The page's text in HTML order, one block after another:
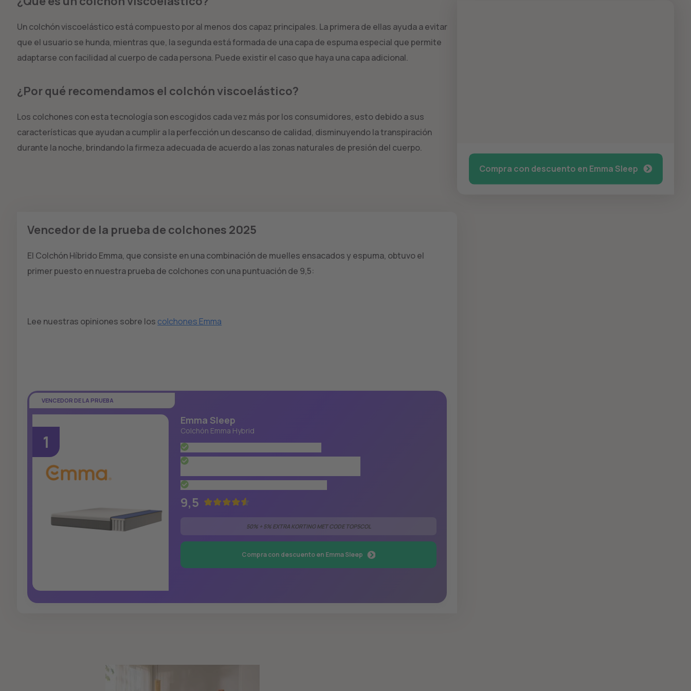
Un colchón viscoelástico está compuesto por al menos dos capaz principales. La primera de ellas ayuda a evitar
que el usuario se hunda, mientras que, la segunda está formada de una capa de espuma especial que permite
adaptarse con facilidad al cuerpo de cada persona. Puede existir el caso que haya una capa adicional.
¿Por qué recomendamos el colchón viscoelástico?
Los colchones con esta tecnología son escogidos cada vez más por los consumidores, esto debido a sus
características que ayudan a cumplir a la perfección un descanso de calidad, disminuyendo la transpiración
durante la noche, brindando la firmeza adecuada de acuerdo a las zonas naturales de presión del cuerpo.
Vencedor de la prueba de colchones 2025
El Colchón Híbrido Emma, que consiste en una combinación de muelles ensacados y espuma, obtuvo el
primer puesto en nuestra prueba de colchones con una puntuación de 9,5:
Lee nuestras opiniones sobre los colchones Emma
VENCEDOR DE LA PRUEBA
1
Emma Sleep
Colchón Emma Hybrid
9,5
50% + 5% EXTRA KORTING MET CODE TOP5COL
Compra con descuento en Emma Sleep
Compra con descuento en Emma Sleep